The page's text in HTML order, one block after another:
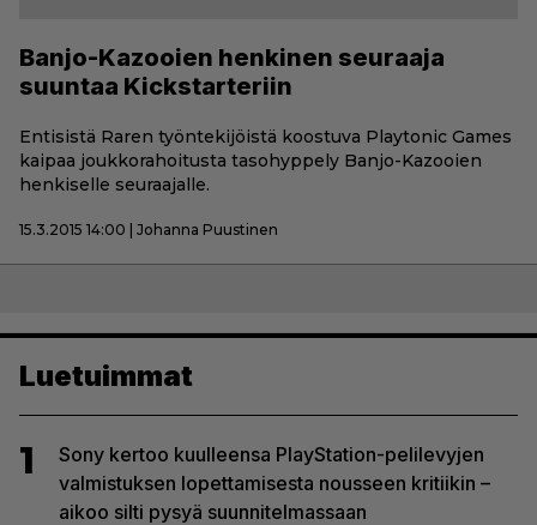
Banjo-Kazooien henkinen seuraaja
suuntaa Kickstarteriin
Entisistä Raren työntekijöistä koostuva Playtonic Games
kaipaa joukkorahoitusta tasohyppely Banjo-Kazooien
henkiselle seuraajalle.
15.3.2015 14:00 | Johanna Puustinen
Luetuimmat
1
Sony kertoo kuulleensa PlayStation-pelilevyjen
valmistuksen lopettamisesta nousseen kritiikin –
aikoo silti pysyä suunnitelmassaan